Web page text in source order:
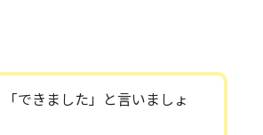
できました」と言いましょ